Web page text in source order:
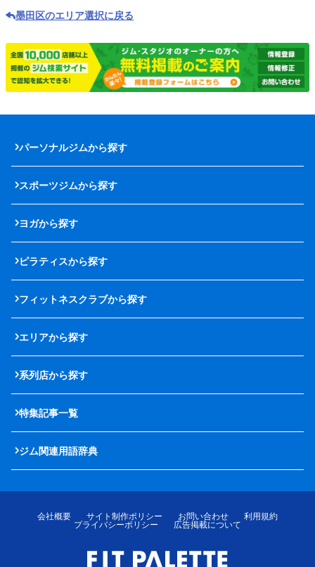
墨田区のエリア選択に戻る
パーソナルジムから探す
スポーツジムから探す
ヨガから探す
ピラティスから探す
フィットネスクラブから探す
エリアから探す
系列店から探す
特集記事一覧
ジム関連用語辞典
会社概要 サイト制作ポリシー お問い合わせ
利用規約
プライバシーポリシー
広告掲載について